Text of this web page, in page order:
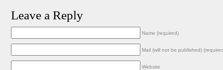
Leave a Reply
Name (required)
Mail (will not be published)
Website